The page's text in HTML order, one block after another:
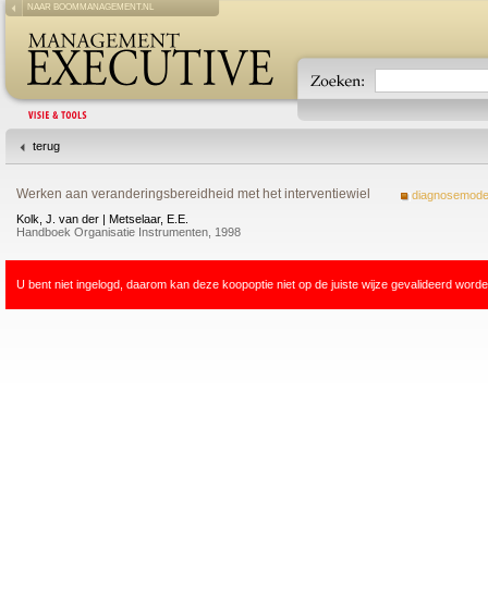
NAAR BOOMMANAGEMENT.NL
terug
Werken aan veranderingsbereidheid met het interventiewiel
Kolk, J. van der | Metselaar, E.E.
Handboek Organisatie Instrumenten, 1998
U bent niet ingelogd, daarom kan deze koopoptie niet op de juiste wijze gevalideerd